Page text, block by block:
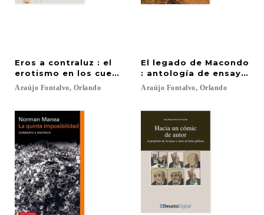
Eros a contraluz : el
erotismo en los cuentos de Germán Espinosa
Araújo Fontalvo, Orlando
El legado de Macondo
: antología de ensayos
Araújo Fontalvo, Orlando